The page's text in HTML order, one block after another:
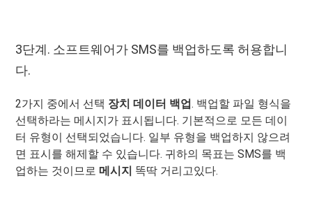
3단계. 소프트웨어가 SMS를 백업하도록 허용합니
다.
2가지 중에서 선택 장치 데이터 백업. 백업할 파일 형식을
선택하라는 메시지가 표시됩니다. 기본적으로 모든 데이
터 유형이 선택되었습니다. 일부 유형을 백업하지 않으려
면 표시를 해제할 수 있습니다. 귀하의 목표는 SMS를 백
업하는 것이므로 메시지 똑딱 거리고있다.